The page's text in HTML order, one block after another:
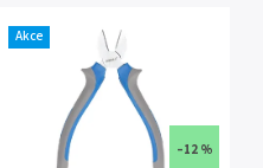
Akce
–12 %